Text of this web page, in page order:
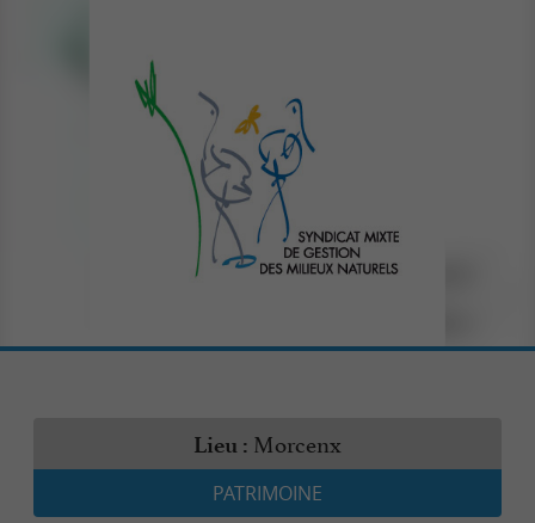
Lieu : Morcenx
PATRIMOINE